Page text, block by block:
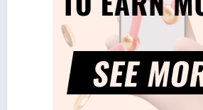
One Piece Movie 05:
Movie - 2004 - 1h e 35 min/ep
One Piece Movie 05:
Movie - 2004 - 1h e 35 min/ep